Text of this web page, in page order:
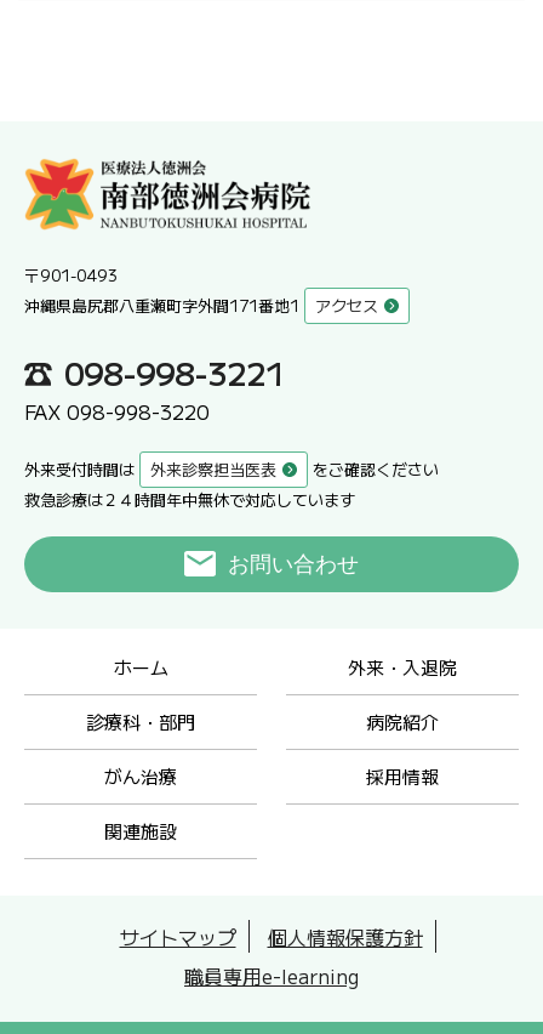
〒901-0493
沖縄県島尻郡八重瀬町字外間171番地1
アクセス
098-998-3221
FAX 098-998-3220
外来受付時間は 外来診察担当医表
をご確認ください
救急診療は２４時間年中無休で対応しています
お問い合わせ
ホーム 外来・入退院
診療科・部門 病院紹介
がん治療 採用情報
関連施設
サイトマップ
個人情報保護方針
職員専用e-learning